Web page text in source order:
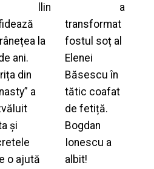
llin
la
ani.
din
a
și
o ajută
a
transformat
fostul soț al
Elenei
Băsescu în
tătic coafat
de fetiță.
Bogdan
Ionescu a
albit!